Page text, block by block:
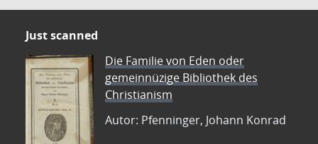
Just scanned
Die Familie von Eden oder
gemeinnüzige Bibliothek des
Christianism
Autor: Pfenninger, Johann Konrad